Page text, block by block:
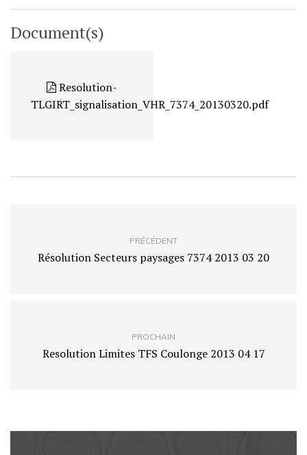
Document(s)
Resolution-
TLGIRT_signalisation_VHR_7374_20130320.pdf
PRÉCÉDENT
Résolution Secteurs paysages 7374 2013 03 20
PROCHAIN
Resolution Limites TFS Coulonge 2013 04 17